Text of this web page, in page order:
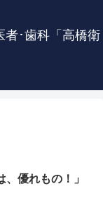
者･歯科「高橋衛
、優れもの！」